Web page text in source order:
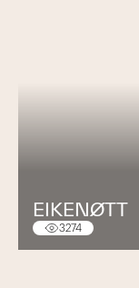
EIKENØTT
3274